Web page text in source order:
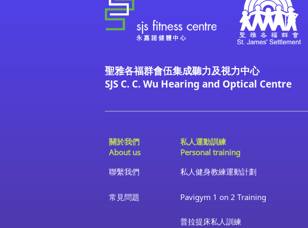
聖雅各福群會伍集成聽力及視力中心
SJS C. C. Wu Hearing and Optical Centre
關於我們
About us
聯繫我們
私人運動訓練
Personal training
私人健身教練運動計劃
​常見問題 Pavigym 1 on 2 Training
普拉提床私人訓練